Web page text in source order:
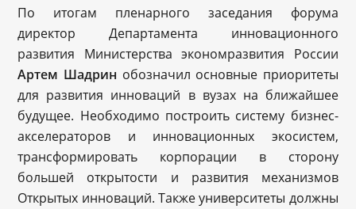
По итогам пленарного заседания форума
директор Департамента инновационного
развития Министерства экономразвития России
Артем Шадрин обозначил основные приоритеты
для развития инноваций в вузах на ближайшее
будущее. Необходимо построить систему бизнес-
акселераторов и инновационных экосистем,
трансформировать корпорации в сторону
большей открытости и развития механизмов
Открытых инноваций. Также университеты должны